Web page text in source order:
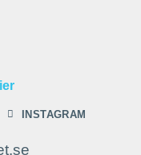
INSTAGRAM